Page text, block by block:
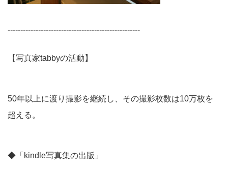
----------------------------------------------------
【写真家tabbyの活動】
50年以上に渡り撮影を継続し、その撮影枚数は10万枚を
超える。
◆「kindle写真集の出版」